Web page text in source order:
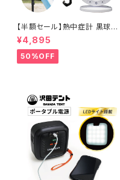
【半額セール】熱中症計 黒球式
屋外 屋内 置き型 持ち運び 熱
中症 予防 対策 暑さ指数 指数
計 測定 計測 黒球式熱中症指数
計 WGBT JIS B7922 準拠品
¥4,895
50%OFF